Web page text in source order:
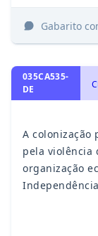
Gabarito
035CA535-
DE
A colonização
pela violência
organização